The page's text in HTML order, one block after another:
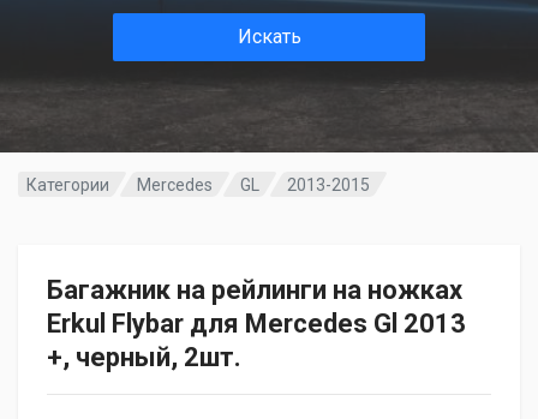
Искать
Категории Mercedes GL 2013-2015
Багажник на рейлинги на ножках
Erkul Flybar для Mercedes Gl 2013
+, черный, 2шт.